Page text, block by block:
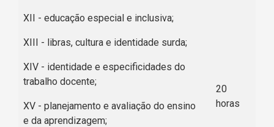
XII - educação especial e inclusiva;
XIII - libras, cultura e identidade surda;
XIV - identidade e especificidades do
trabalho docente;
XV - planejamento e avaliação do ensino
e da aprendizagem;
20
horas